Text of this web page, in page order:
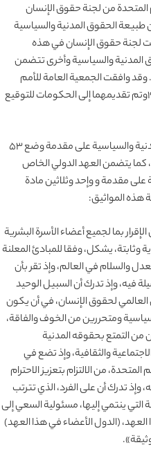
للأمم المتحدة من لجنة حقوق الإنسان
الحقوق المدنية والسياسية
لجنة حقوق الإنسان في هذه
المدنية والسياسية وأخرى تتضمن
وقد وافقت الجمعية العامة للأمم
المتحدة على هاتين الوثيقتين في عام ۱۹۶۶وتم تقديمهما إلى الحكومات للتوقيع
يتضمن العهد الدولي الخاص بالحقوق المدنية والسياسية على مقدمة وضع ۵۳
وتجميعه في ۶ أقسام، كما يتضمن العهد الدولي الخاص
على مقدمة و وإحد وثلاثين مادة
المواثيق:
بما لجميع أعضاء الأسرة البشرية
يشكل، وفقا للمبادئ المعلنة
والسلام في العالم، وإذ تقر بأن
فيه، وإذ تدرك أن السبيل الوحيد
العالمي لحقوق الإنسان، في أن يكون
ومتحررين من الخوف والفاقة،
التمتع بحقوقه المدنية
والثقافية، وإذ تضع في
من الالتزام بتعزيز الاحترام
وإذ تدرك أن على الفرد، الذي تترتب
التي ينتمي إليها، مسئولية السعي إلى
(الدول الأعضاء في هذا العهد)